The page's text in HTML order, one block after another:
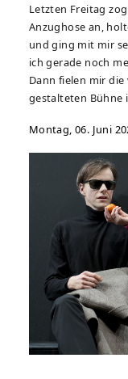
Letzten Freitag
Anzughose an,
und ging mit mir
ich gerade noch
Dann fielen mir
gestalteten Bühne
Montag, 06. Juni